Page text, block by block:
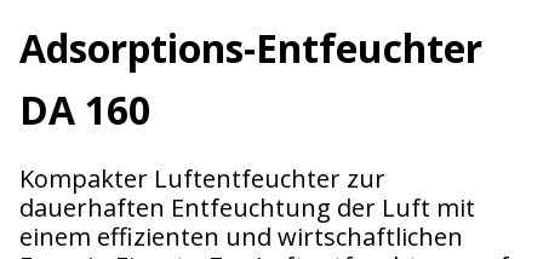
Adsorptions-Entfeuchter
DA 160
Kompakter Luftentfeuchter zur
dauerhaften Entfeuchtung der Luft mit
einem effizienten und wirtschaftlichen